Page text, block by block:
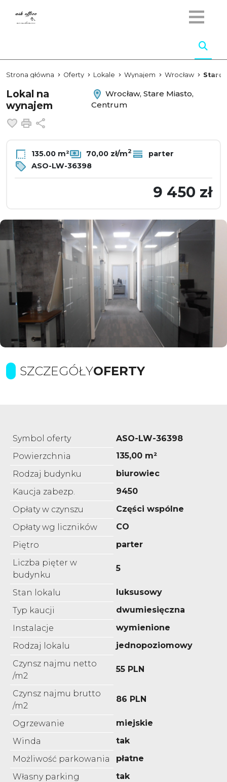
Strona główna Oferty Lokale Wynajem Wrocław Stare
Lokal na
wynajem
Wrocław, Stare Miasto,
Centrum
Dodaj do ulubionych
Drukuj
135.00 m² 70,00 zł/m2
parter
ASO-LW-36398
9 450 zł
SZCZEGÓŁYOFERTY
Symbol oferty
ASO-LW-36398
Powierzchnia
135,00 m²
Rodzaj budynku
biurowiec
Kaucja zabezp.
9450
Opłaty w czynszu
Części wspólne
Opłaty wg liczników
CO
Piętro
parter
Liczba pięter w
budynku
5
Stan lokalu
luksusowy
Typ kaucji
dwumiesięczna
Instalacje
wymienione
Rodzaj lokalu
jednopoziomowy
Czynsz najmu netto
/m2
55 PLN
Czynsz najmu brutto
/m2
86 PLN
Ogrzewanie
miejskie
Winda
tak
Możliwość parkowania
płatne
Własny parking
tak